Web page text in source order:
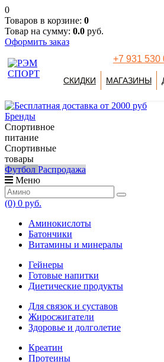
0
Товаров в корзине: 0
Товар на сумму: 0.0 руб.
Оформить заказ
+7 931 530
СКИДКИ МАГАЗИНЫ
Бренды
Спортивное
питание
Спортивные
товары
Футбол Распродажа
Меню
(0) 0 руб.
Аминокислоты
Батончики
Витамины и минералы
Гейнеры
Готовые напитки
Диетические продукты
Для связок и суставов
Жиросжигатели
Здоровье и долголетие
Креатин
Протеины